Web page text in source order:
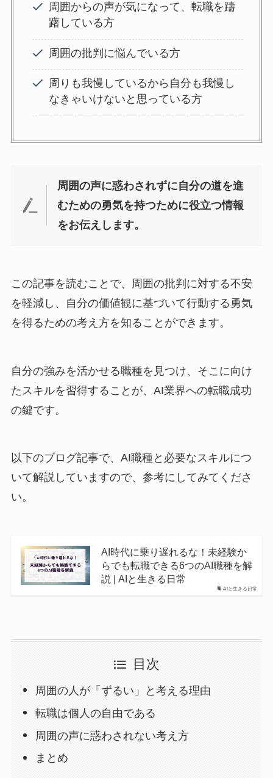
周囲からの声が気になって、転職を躊
躇している方
周囲の批判に悩んでいる方
周りも我慢しているから自分も我慢し
なきゃいけないと思っている方
周囲の声に惑わされずに自分の道を進
むための勇気を持つために役立つ情報
をお伝えします。
この記事を読むことで、周囲の批判に対する不安
を軽減し、自分の価値観に基づいて行動する勇気
を得るための考え方を知ることができます。
自分の強みを活かせる職種を見つけ、そこに向け
たスキルを習得することが、AI業界への転職成功
の鍵です。
以下のブログ記事で、AI職種と必要なスキルにつ
いて解説していますので、参考にしてみてくださ
い。
AIと生きる日常
AI時代に乗り遅れるな！未経験か
らでも転職できる6つのAI職種を解
説 | AIと生きる日常
目次
周囲の人が「ずるい」と考える理由
転職は個人の自由である
周囲の声に惑わされない考え方
まとめ